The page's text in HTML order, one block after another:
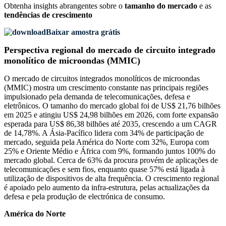
Obtenha insights abrangentes sobre o tamanho do mercado e as
tendências de crescimento
Baixar amostra grátis
Perspectiva regional do mercado de circuito integrado
monolítico de microondas (MMIC)
O mercado de circuitos integrados monolíticos de microondas
(MMIC) mostra um crescimento constante nas principais regiões
impulsionado pela demanda de telecomunicações, defesa e
eletrônicos. O tamanho do mercado global foi de US$ 21,76 bilhões
em 2025 e atingiu US$ 24,98 bilhões em 2026, com forte expansão
esperada para US$ 86,38 bilhões até 2035, crescendo a um CAGR
de 14,78%. A Ásia-Pacífico lidera com 34% de participação de
mercado, seguida pela América do Norte com 32%, Europa com
25% e Oriente Médio e África com 9%, formando juntos 100% do
mercado global. Cerca de 63% da procura provém de aplicações de
telecomunicações e sem fios, enquanto quase 57% está ligada à
utilização de dispositivos de alta frequência. O crescimento regional
é apoiado pelo aumento da infra-estrutura, pelas actualizações da
defesa e pela produção de electrónica de consumo.
América do Norte